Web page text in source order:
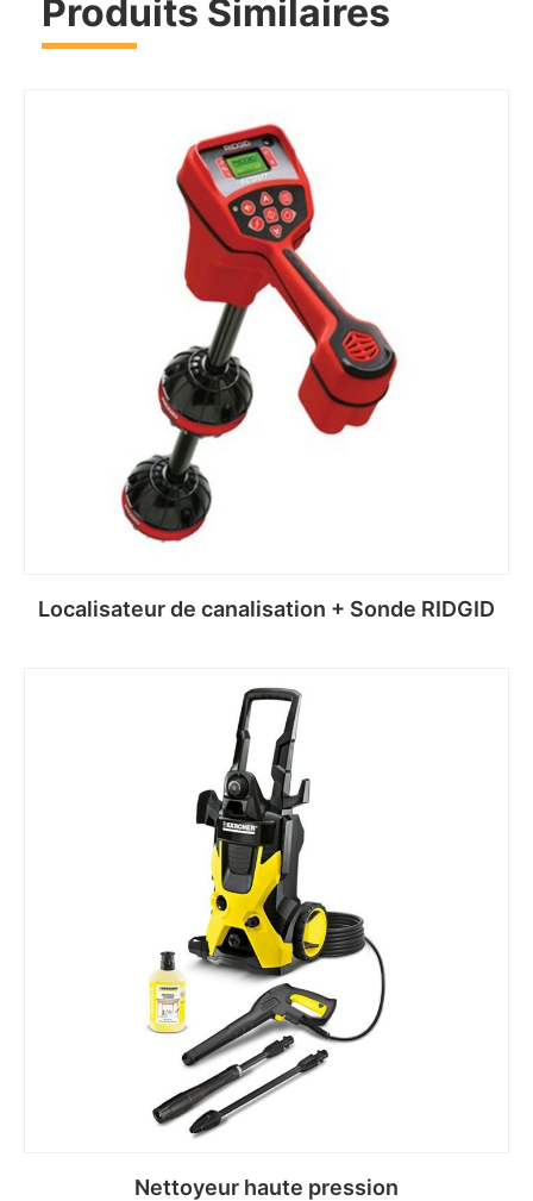
Produits Similaires
Localisateur de canalisation + Sonde RIDGID
Nettoyeur haute pression